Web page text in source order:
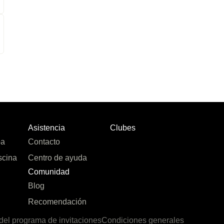
Asistencia
Contacto
Centro de ayuda
Comunidad
Blog
Recomendación
Clubes
programa de invitacionesCondiciones generales